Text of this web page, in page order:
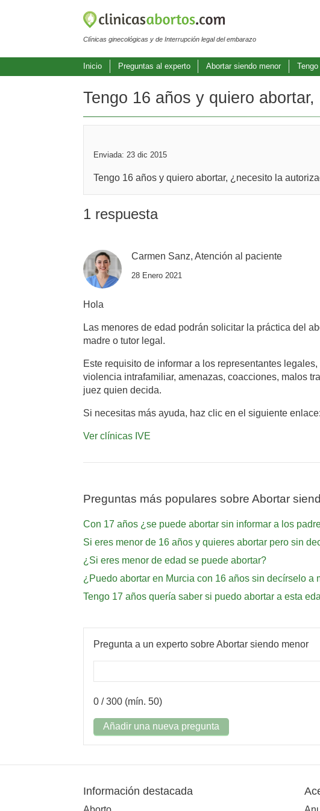
Clínicas ginecológicas y de Interrupción legal del embarazo
Inicio Preguntas al experto Abortar siendo menor
Tengo 16 años y quiero
Enviada: 23 dic 2015
Tengo 16 años y quiero abortar, ¿necesito la
1 respuesta
Carmen Sanz, Atención al paciente
28 Enero 2021
Hola
Las menores de edad podrán solicitar la práctica del
madre o tutor legal.
Este requisito de informar a los representantes
violencia intrafamiliar, amenazas, coacciones, malos
juez quien decida.
Si necesitas más ayuda, haz clic en el siguiente enlace:
Ver clínicas IVE
Preguntas más populares sobre Abortar
Con 17 años ¿se puede abortar sin informar a los
Si eres menor de 16 años y quieres abortar pero sin
¿Si eres menor de edad se puede abortar?
¿Puedo abortar en Murcia con 16 años sin decírselo a
Tengo 17 años quería saber si puedo abortar a esta
Pregunta a un experto sobre Abortar siendo menor
0 / 300 (mín. 50)
Añadir una nueva pregunta
Información destacada